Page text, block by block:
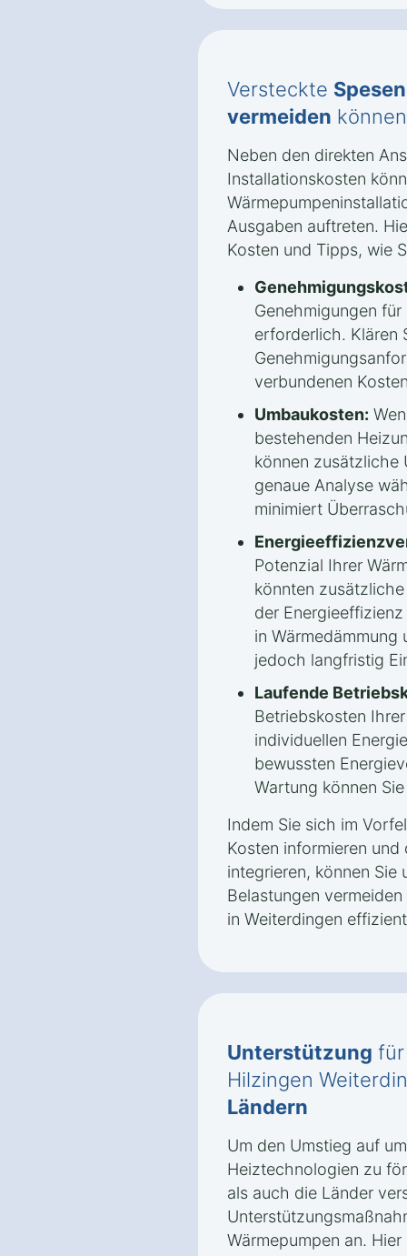
Versteckte Spesen
vermeiden können
Neben den direkten
Installationskosten
Ausgaben auftreten.
Kosten und Tipps, wie
Genehmigungen
erforderlich. Klären
verbundenen
Umbaukosten:
bestehenden
können zusätzliche
genaue Analyse
minimiert
Potenzial Ihrer
könnten
der
in Wärmedämmung
jedoch langfristig
Laufende
Betriebskosten
individuellen
bewussten
Wartung können
Indem Sie sich im
Kosten informieren und
integrieren, können Sie
Belastungen
in Weiterdingen
Unterstützung für
Hilzingen
Ländern
Um den Umstieg auf
Heiztechnologien zu
als auch die Länder
Wärmepumpen an.